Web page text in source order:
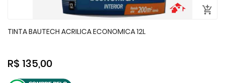
TINTA BAUTECH ACRILICA ECONOMICA 12L
R$ 135,00